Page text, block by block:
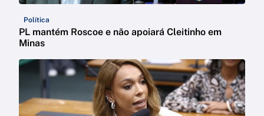
Política
PL mantém Roscoe e não apoiará Cleitinho em
Minas